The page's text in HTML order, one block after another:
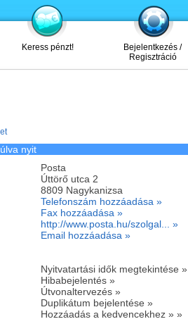
Keress pénzt!
Bejelentkezés /
Regisztráció
nyit
Posta
Úttörő utca 2
8809 Nagykanizsa
Telefonszám hozzáadása »
Fax hozzáadása »
http://www.posta.hu/szolgal... »
Email hozzáadása »
Nyitvatartási idők megtekintése »
Hibabejelentés »
Útvonaltervezés »
Duplikátum bejelentése »
Hozzáadás a kedvencekhez » »